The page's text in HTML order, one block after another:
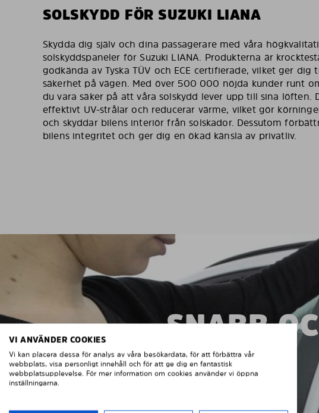
SOLSKYDD FÖR SUZUKI LIANA
Skydda dig själv och dina passagerare med våra
solskyddspaneler för Suzuki LIANA. Produkterna är
godkända av Tyska TÜV och ECE certifierade, vilket ger dig
säkerhet på vägen. Med över 500 000 nöjda kunder runt
du vara säker på att våra solskydd lever upp till sina löften.
effektivt UV-strålar och reducerar värme, vilket gör
och skyddar bilens interiör från solskador. Dessutom
bilens integritet och ger dig en ökad känsla av privatliv.
SNABB
VI ANVÄNDER COOKIES
Vi kan placera dessa för analys av våra besökardata, för att förbättra vår
webbplats, visa personligt innehåll och för att ge dig en fantastisk
webbplatsupplevelse. För mer information om cookies använder vi öppna
inställningarna.